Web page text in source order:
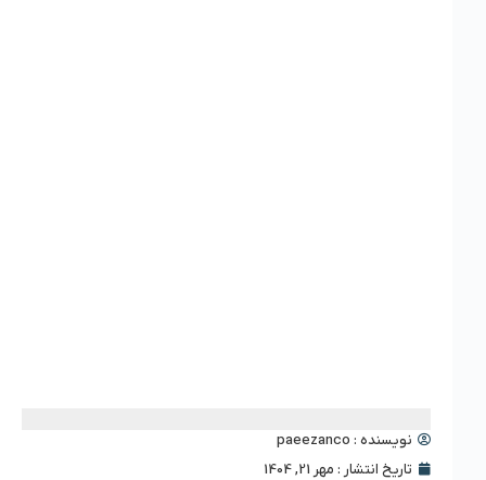
نویسنده : paeezanco
تاریخ انتشار : مهر 21, 1404